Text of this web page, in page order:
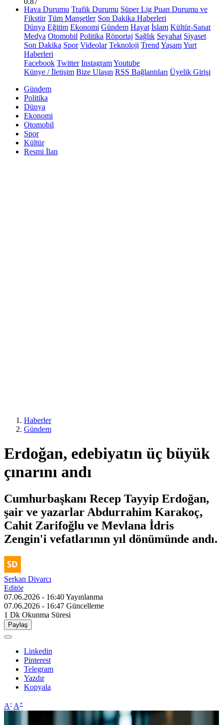
Hava Durumu Trafik Durumu Süper Lig Puan Durumu ve
Fikstür Tüm Manşetler Son Dakika Haberleri
Dünya Eğitim Ekonomi Gündem Hayat İslam Kültür-Sanat
Medya Otomobil Politika Röportaj Sağlık Seyahat Siyaset
Son Dakika Spor Videolar Teknoloji Trend YaşamYurt
Haberleri
Facebook Twitter InstagramYoutube
Künye / İletişim Bize Ulaşın RSS Bağlantıları Üyelik Girişi
Gündem
Politika
Dünya
Ekonomi
Otomobil
Spor
Kültür
Resmi İlan
Haberler
Gündem
Erdoğan, edebiyatın üç büyük
çınarını andı
Cumhurbaşkanı Recep Tayyip Erdoğan,
şair ve yazarlar Abdurrahim Karakoç,
Cahit Zarifoğlu ve Mevlana İdris
Zengin'i vefatlarının yıl dönümünde andı.
Serkan Divarcı
Editör
07.06.2026 - 16:40Yayınlanma
07.06.2026 - 16:47 Güncelleme
1 Dk Okunma Süresi
Paylaş
Linkedin
Pinterest
Telegram
Yazdır
Kopyala
A- A+